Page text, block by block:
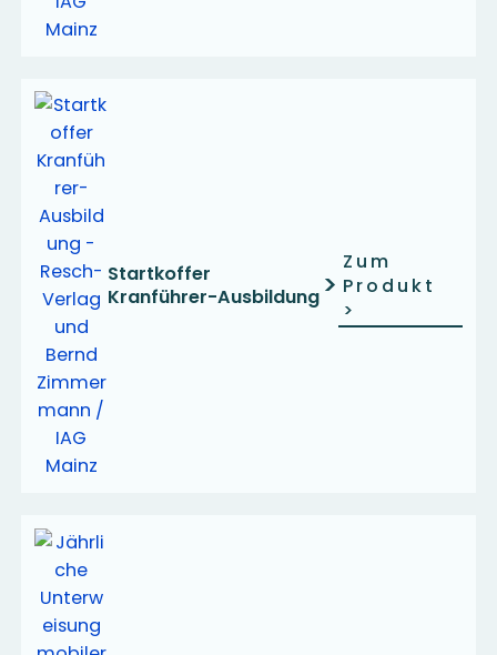
Startkoffer
Kranführer-Ausbildung >
Zum
Produkt
>